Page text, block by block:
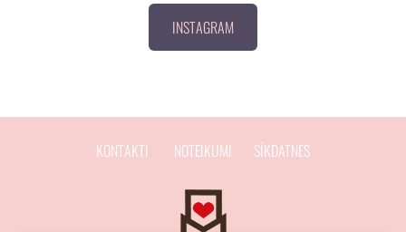
INSTAGRAM
KONTAKTI NOTEIKUMI SĪKDATNES